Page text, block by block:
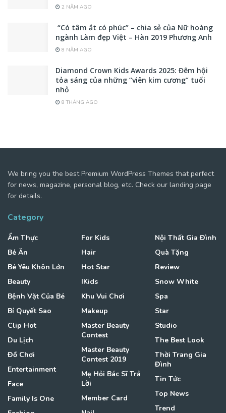
2 NĂM AGO
“Có tâm ắt có phúc” – chia sẻ của Nữ hoàng
ngành Làm đẹp Việt – Hàn 2019 Phương Anh
8 NĂM AGO
Diamond Crown Kids Awards 2025: Đêm hội
tỏa sáng của những “viên kim cương” tuổi
nhỏ
8 THÁNG AGO
We bring you the best Premium WordPress Themes that perfect
for news, magazine, personal blog, etc. Check our landing page
for details.
Category
Ẩm Thực
Bé Ăn
Bé Yêu Khôn Lớn
Beauty
Bệnh Vặt Của Bé
Bí Quyết Sao
Clip Hot
Du Lịch
Đồ Chơi
Entertainment
Face
Family Is One
For Kids
Hair
Hot Star
IKids
Khu Vui Chơi
Makeup
Master Beauty
Contest
Master Beauty
Contest 2019
Mẹ Hỏi Bác Sĩ Trả
Lời
Member Card
Nội Thất Gia Đình
Quà Tặng
Review
Snow White
Spa
Star
Studio
The Best Look
Thời Trang Gia
Đình
Tin Tức
Top News
Trend